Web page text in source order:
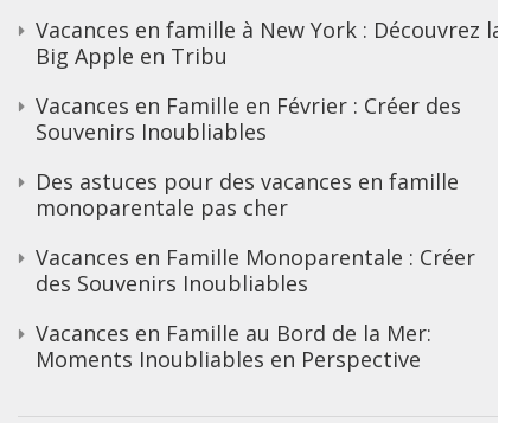
Vacances en famille à New York : Découvrez la
Big Apple en Tribu
Vacances en Famille en Février : Créer des
Souvenirs Inoubliables
Des astuces pour des vacances en famille
monoparentale pas cher
Vacances en Famille Monoparentale : Créer
des Souvenirs Inoubliables
Vacances en Famille au Bord de la Mer:
Moments Inoubliables en Perspective